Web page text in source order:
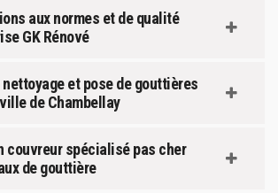
aux normes et de qualité
GK Rénové
et pose de gouttières
de Chambellay
couvreur spécialisé pas cher
de gouttière